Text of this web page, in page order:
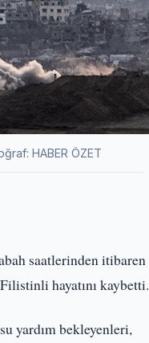
HABER ÖZET
saatlerinden itibaren
hayatını kaybetti.
yardım bekleyenleri,